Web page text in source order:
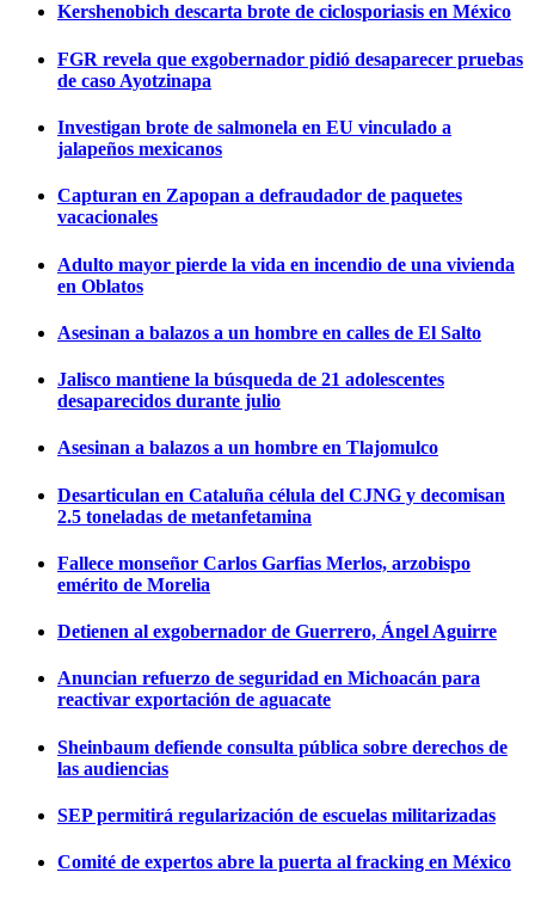
Kershenobich descarta brote de ciclosporiasis en México
FGR revela que exgobernador pidió desaparecer pruebas
de caso Ayotzinapa
Investigan brote de salmonela en EU vinculado a
jalapeños mexicanos
Capturan en Zapopan a defraudador de paquetes
vacacionales
Adulto mayor pierde la vida en incendio de una vivienda
en Oblatos
Asesinan a balazos a un hombre en calles de El Salto
Jalisco mantiene la búsqueda de 21 adolescentes
desaparecidos durante julio
Asesinan a balazos a un hombre en Tlajomulco
Desarticulan en Cataluña célula del CJNG y decomisan
2.5 toneladas de metanfetamina
Fallece monseñor Carlos Garfias Merlos, arzobispo
emérito de Morelia
Detienen al exgobernador de Guerrero, Ángel Aguirre
Anuncian refuerzo de seguridad en Michoacán para
reactivar exportación de aguacate
Sheinbaum defiende consulta pública sobre derechos de
las audiencias
SEP permitirá regularización de escuelas militarizadas
Comité de expertos abre la puerta al fracking en México